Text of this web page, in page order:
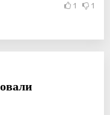
1 1